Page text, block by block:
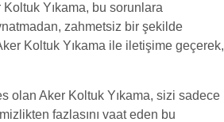
Yıkama, bu sorunlara
zahmetsiz bir şekilde
Koltuk Yıkama ile iletişime geçerek,
olan Aker Koltuk Yıkama, sizi sadece
fazlasını vaat eden bu